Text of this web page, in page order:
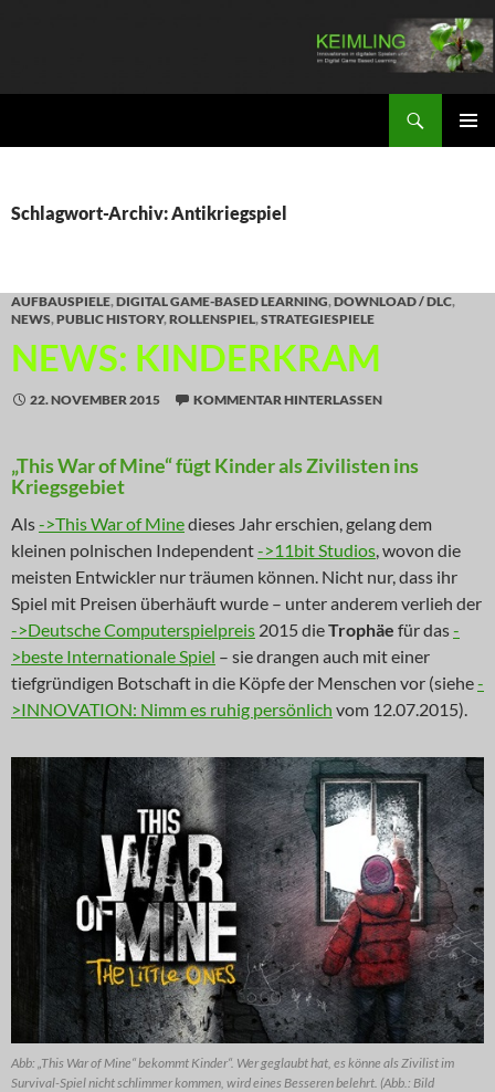
Schlagwort-Archiv: Antikriegspiel
AUFBAUSPIELE,DIGITAL GAME-BASED LEARNING,DOWNLOAD / DLC,
NEWS,PUBLIC HISTORY,ROLLENSPIEL,STRATEGIESPIELE
NEWS: KINDERKRAM
22. NOVEMBER 2015 KOMMENTAR HINTERLASSEN
„This War of Mine“ fügt Kinder als Zivilisten ins
Kriegsgebiet
Als->This War of Minedieses Jahr erschien, gelang dem
kleinen polnischen Independent->11bit Studios, wovon die
meisten Entwickler nur träumen können. Nicht nur, dass ihr
Spiel mit Preisen überhäuft wurde – unter anderem verlieh der
->Deutsche Computerspielpreis 2015 dieTrophäe für das-
>beste Internationale Spiel – sie drangen auch mit einer
tiefgründigen Botschaft in die Köpfe der Menschen vor (siehe-
>INNOVATION: Nimm es ruhig persönlich vom 12.07.2015).
Abb: „This War of Mine“ bekommt Kinder“. Wer geglaubt hat, es könne als Zivilist im
Survival-Spiel nicht schlimmer kommen, wird eines Besseren belehrt. (Abb.: Bild